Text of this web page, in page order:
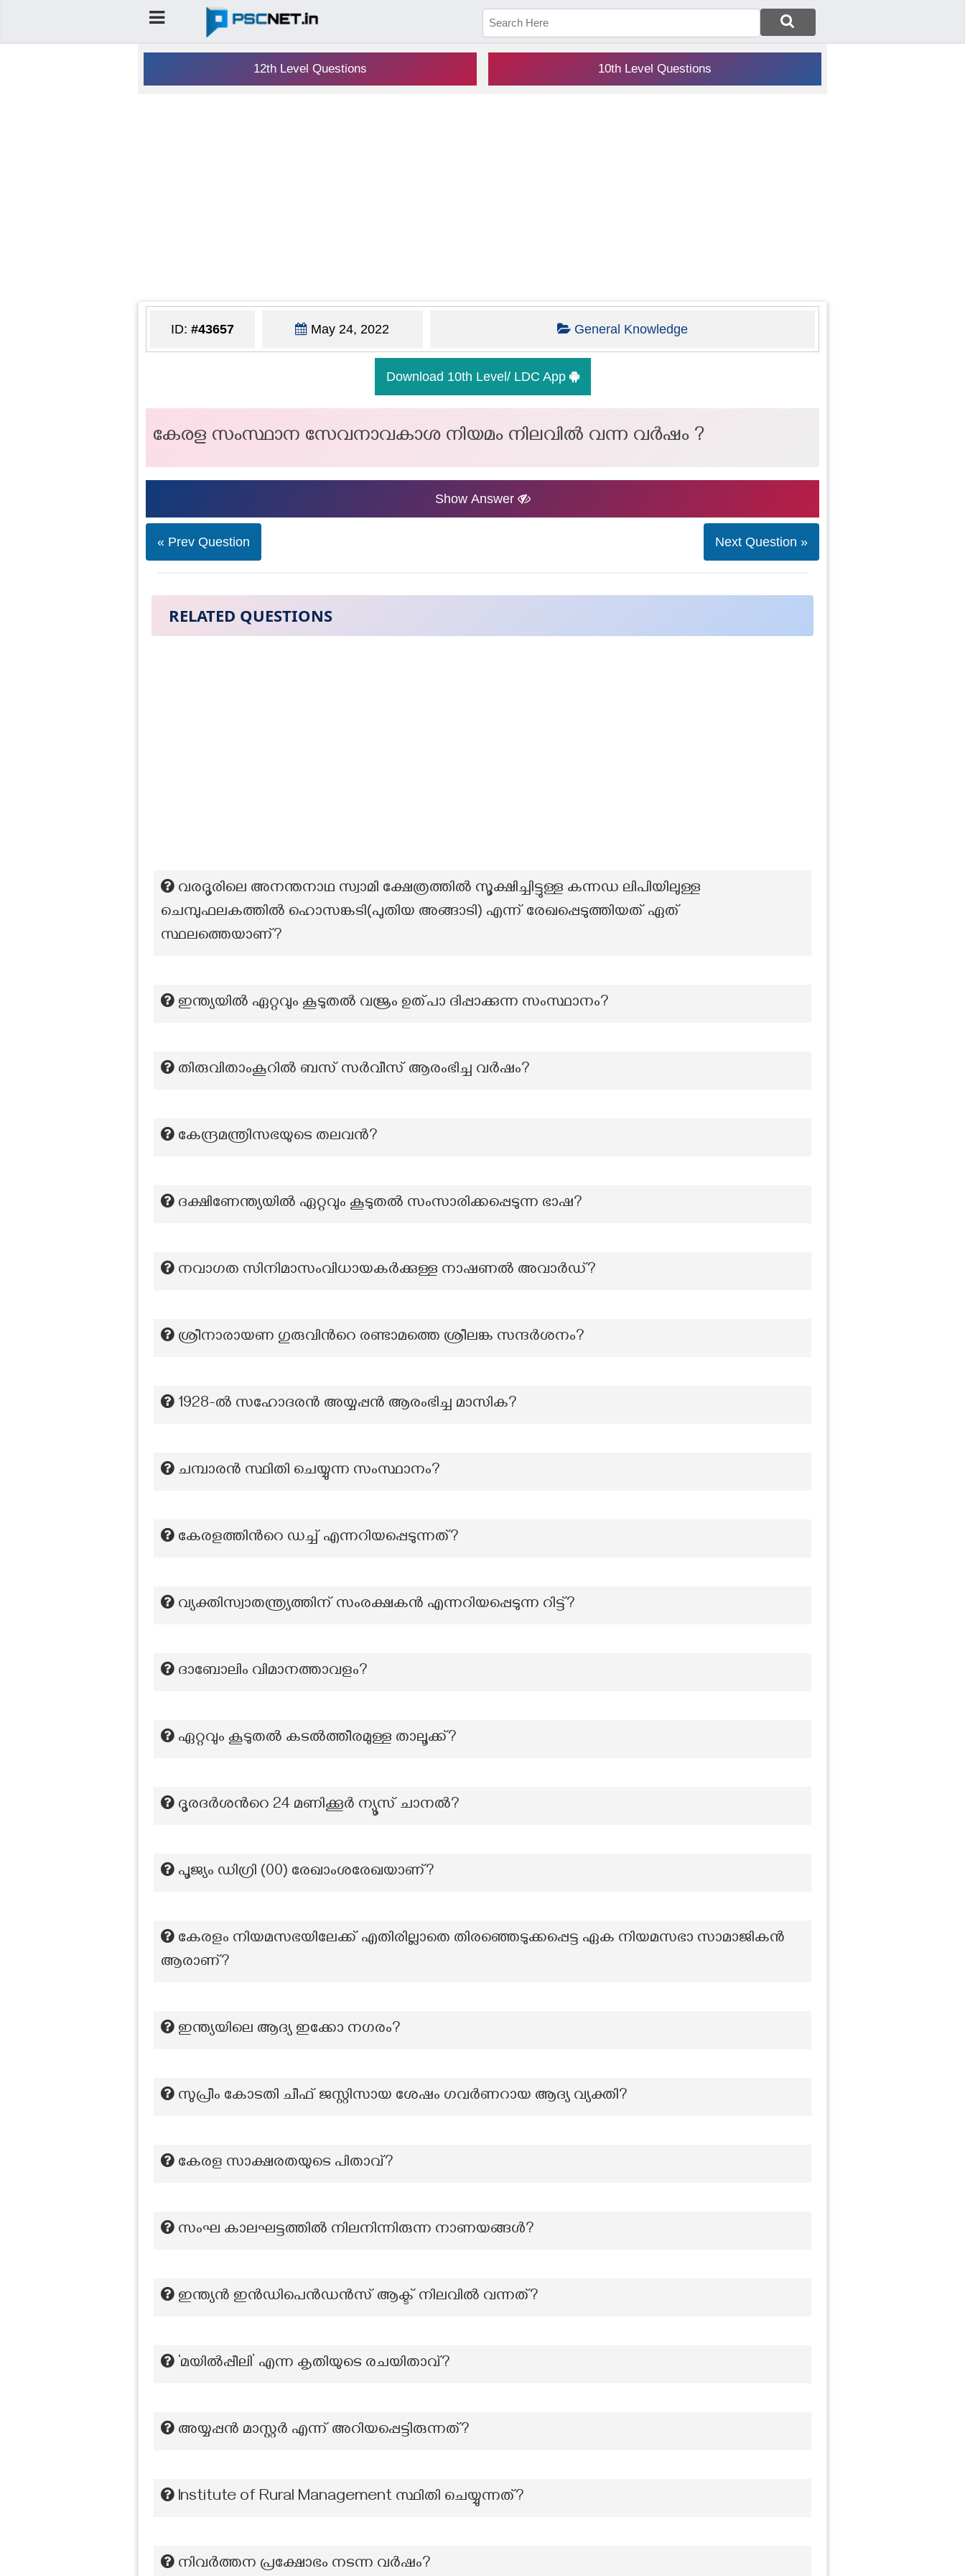
12th Level Questions 10th Level Questions
ID: #43657 May 24, 2022 General Knowledge
Download 10th Level/ LDC App
കേരള സംസ്ഥാന സേവനാവകാശ നിയമം നിലവിൽ വന്ന വർഷം ?
Show Answer
« Prev Question Next Question »
RELATED QUESTIONS
വരദൂരിലെ അനന്തനാഥ സ്വാമി ക്ഷേത്രത്തിൽ സൂക്ഷിച്ചിട്ടുള്ള കന്നഡ ലിപിയിലുള്ള
ചെമ്പുഫലകത്തിൽ ഹൊസങ്കടി(പുതിയ അങ്ങാടി) എന്ന് രേഖപ്പെടുത്തിയത് ഏത്
സ്ഥലത്തെയാണ്?
ഇന്ത്യയിൽ ഏറ്റവും കൂടുതൽ വജ്രം ഉത്പാ ദിപ്പാക്കുന്ന സംസ്ഥാനം?
തിരുവിതാംകൂറിൽ ബസ് സർവീസ് ആരംഭിച്ച വർഷം?
കേന്ദ്രമന്ത്രിസഭയുടെ തലവൻ?
ദക്ഷിണേന്ത്യയിൽ ഏറ്റവും കൂടുതൽ സംസാരിക്കപ്പെടുന്ന ഭാഷ?
നവാഗത സിനിമാസംവിധായകർക്കുള്ള നാഷണൽ അവാർഡ്?
ശ്രീനാരായണ ഗുരുവിന്‍റെ രണ്ടാമത്തെ ശ്രീലങ്ക സന്ദർശനം?
1928-ല്‍ സഹോദരന്‍ അയ്യപ്പന്‍ ആരംഭിച്ച മാസിക?
ചമ്പാരൻ സ്ഥിതി ചെയ്യുന്ന സംസ്ഥാനം?
കേരളത്തിന്‍റെ ഡച്ച് എന്നറിയപ്പെടുന്നത്?
വ്യക്തിസ്വാതന്ത്ര്യത്തിന് സംരക്ഷകൻ എന്നറിയപ്പെടുന്ന റിട്ട്?
ദാബോലിം വിമാനത്താവളം?
ഏറ്റവും കൂടുതൽ കടൽത്തീരമുള്ള താലൂക്ക്?
ദൂരദർശന്‍റെ 24 മണിക്കൂർ ന്യൂസ് ചാനൽ?
പൂജ്യം ഡിഗ്രി (00) രേഖാംശരേഖയാണ്?
കേരളം നിയമസഭയിലേക്ക് എതിരില്ലാതെ തിരഞ്ഞെടുക്കപ്പെട്ട ഏക നിയമസഭാ സാമാജികൻ
ആരാണ്?
ഇന്ത്യയിലെ ആദ്യ ഇക്കോ നഗരം?
സുപ്രീം കോടതി ചീഫ് ജസ്റ്റിസായ ശേഷം ഗവർണറായ ആദ്യ വ്യക്തി?
കേരള സാക്ഷരതയുടെ പിതാവ്?
സംഘ കാലഘട്ടത്തിൽ നിലനിന്നിരുന്ന നാണയങ്ങൾ?
ഇന്ത്യൻ ഇൻഡിപെൻഡൻസ് ആക്ട് നിലവിൽ വന്നത്?
‘മയിൽപ്പീലി’ എന്ന കൃതിയുടെ രചയിതാവ്?
അയ്യപ്പൻ മാസ്റ്റർ എന്ന് അറിയപ്പെട്ടിരുന്നത്?
Institute of Rural Management സ്ഥിതി ചെയ്യുന്നത്?
നിവർത്തന പ്രക്ഷോഭം നടന്ന വർഷം?